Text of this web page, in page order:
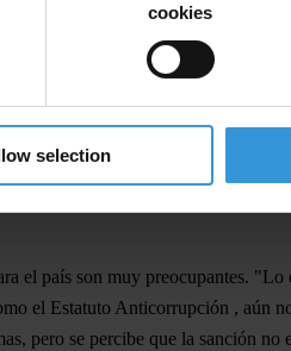
cookies
selection
ejemplarizantes los escándalos
en un país específico, basado
país son muy preocupantes.
el Estatuto Anticorrupción , aún
pero se percibe que la sanción